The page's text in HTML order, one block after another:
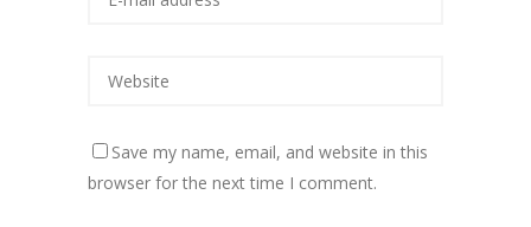
Save my name, email, and website in this
browser for the next time I comment.